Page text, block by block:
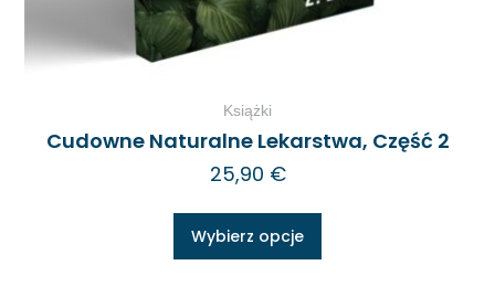
Książki
Cudowne Naturalne Lekarstwa, Część 2
25,90 €
Wybierz opcje